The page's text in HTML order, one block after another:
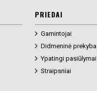
PRIEDAI
Gamintojai
Didmeninė prekyba
Ypatingi pasiūlymai
Straipsniai